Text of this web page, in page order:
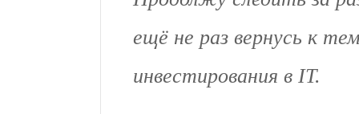
ещё не раз вернусь к
инвестирования в IT.